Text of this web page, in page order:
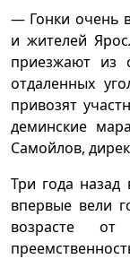
— Гонки очень
и жителей
приезжают из
отдаленных
привозят
деминские
Самойлов,
Три года
впервые вели
возрасте